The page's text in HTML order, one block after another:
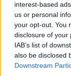
interest-based
us or personal
your opt-out. You
disclosure of your
IAB’s list of
also be disclosed
Downstream
In evidenza